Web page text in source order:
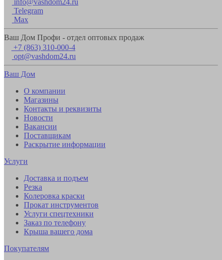
Telegram
Max
Ваш Дом Профи - отдел оптовых продаж
+7 (863) 310-000-4
opt@vashdom24.ru
Ваш Дом
О компании
Магазины
Контакты и реквизиты
Новости
Вакансии
Поставщикам
Раскрытие информации
Услуги
Доставка и подъем
Резка
Колеровка краски
Прокат инструментов
Услуги спецтехники
Заказ по телефону
Крыша вашего дома
Покупателям